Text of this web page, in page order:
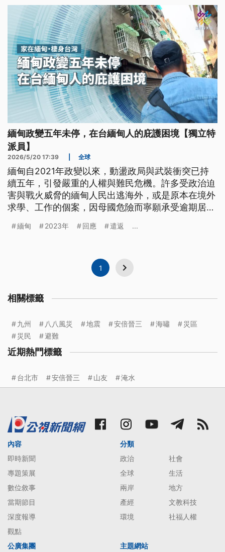
緬甸政變五年未停，在台緬甸人的庇護困境【獨立特
派員】
2026/5/20 17:39 全球
緬甸自2021年政變以來，動盪政局與武裝衝突已持
續五年，引發嚴重的人權與難民危機。許多受政治迫
害與戰火威脅的緬甸人民出逃海外，或是原本在境外
求學、工作的個案，因母國危險而寧願承受逾期居留
民政策，使尋求庇護者陷入無法合法居留與生活的泥
緬甸 2023年 回應 遣返 ...
1
相關標籤
九州 八八風災 地震 安倍晉三 海嘯
災區
災民
避難
近期熱門標籤
台北市 安倍晉三 山友 淹水
內容
即時新聞
專題策展
數位敘事
當期節目
深度報導
觀點
分類
政治
社會
全球
生活
兩岸
地方
產經
文教科技
環境
社福人權
公廣集團 主題網站